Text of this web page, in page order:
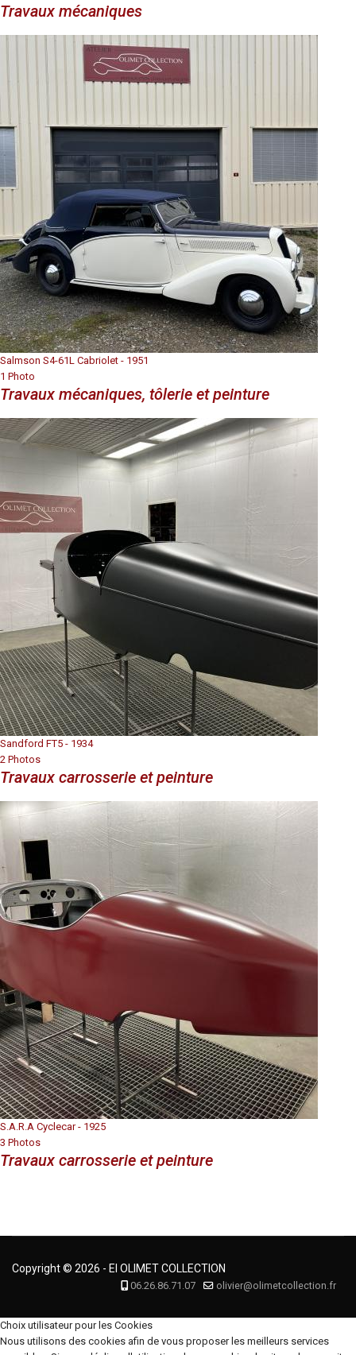
Travaux mécaniques
Salmson S4-61L Cabriolet - 1951
1 Photo
Travaux mécaniques, tôlerie et peinture
Sandford FT5 - 1934
2 Photos
Travaux carrosserie et peinture
S.A.R.A Cyclecar - 1925
3 Photos
Travaux carrosserie et peinture
Copyright © 2026 - EI OLIMET COLLECTION
06.26.86.71.07 olivier@olimetcollection.fr
Choix utilisateur pour les Cookies
Nous utilisons des cookies afin de vous proposer les meilleurs services